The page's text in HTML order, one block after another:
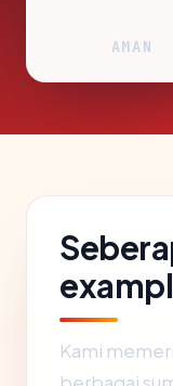
AMAN
Kami